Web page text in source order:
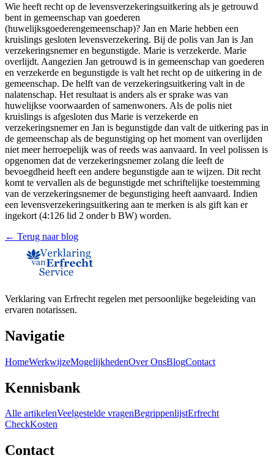
Wie heeft recht op de levensverzekeringsuitkering als je getrouwd
bent in gemeenschap van goederen
(huwelijksgoederengemeenschap)? Jan en Marie hebben een
kruislings gesloten levensverzekering. Bij de polis van Jan is Jan
verzekeringsnemer en begunstigde. Marie is verzekerde. Marie
overlijdt. Aangezien Jan getrouwd is in gemeenschap van goederen
en verzekerde en begunstigde is valt het recht op de uitkering in de
gemeenschap. De helft van de verzekeringsuitkering valt in de
nalatenschap. Het resultaat is anders als er sprake was van
huwelijkse voorwaarden of samenwoners. Als de polis niet
kruislings is afgesloten dus Marie is verzekerde en
verzekeringsnemer en Jan is begunstigde dan valt de uitkering pas in
de gemeenschap als de begunstiging op het moment van overlijden
niet meer herroepelijk was of reeds was aanvaard. In veel polissen is
opgenomen dat de verzekeringsnemer zolang die leeft de
bevoegdheid heeft een andere begunstigde aan te wijzen. Dit recht
komt te vervallen als de begunstigde met schriftelijke toestemming
van de verzekeringsnemer de begunstiging heeft aanvaard. Indien
een levensverzekeringsuitkering aan te merken is als gift kan er
ingekort (4:126 lid 2 onder b BW) worden.
← Terug naar blog
Verklaring van Erfrecht regelen met persoonlijke begeleiding van
ervaren notarissen.
Navigatie
HomeWerkwijzeMogelijkhedenOver OnsBlogContact
Kennisbank
Alle artikelenVeelgestelde vragenBegrippenlijstErfrecht
CheckKosten
Contact